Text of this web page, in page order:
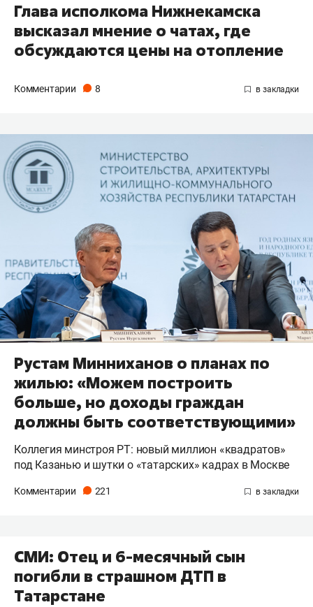
Глава исполкома Нижнекамска
высказал мнение о чатах, где
обсуждаются цены на отопление
Комментарии 8
Рустам Минниханов о планах по
жилью: «Можем построить
больше, но доходы граждан
должны быть соответствующими»
Коллегия минстроя РТ: новый миллион «квадратов»
под Казанью и шутки о «татарских» кадрах в Москве
Комментарии 221
​СМИ: Отец и 6-месячный сын
погибли в страшном ДТП в
Татарстане